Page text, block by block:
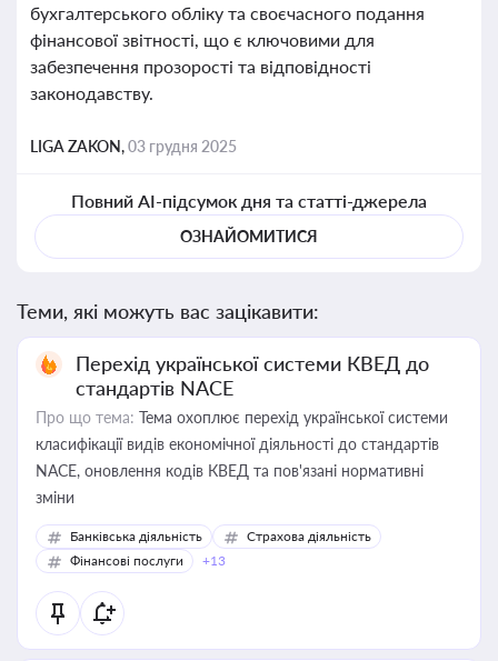
бухгалтерського обліку та своєчасного подання
фінансової звітності, що є ключовими для
забезпечення прозорості та відповідності
законодавству.
LIGA ZAKON,03 грудня 2025
Повний AI-підсумок дня та статті-джерела
ОЗНАЙОМИТИСЯ
Теми, які можуть вас зацікавити:
Перехід української системи КВЕД до
стандартів NACE
Про що тема: Тема охоплює перехід української системи
класифікації видів економічної діяльності до стандартів
NACE, оновлення кодів КВЕД та пов'язані нормативні
зміни
Банківська діяльність
Страхова діяльність
Фінансові послуги
+13